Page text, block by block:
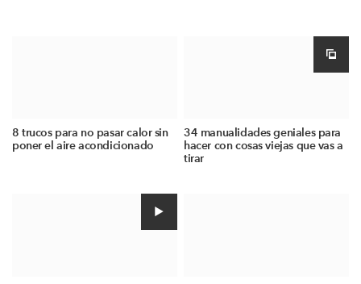
8 trucos para no pasar calor sin
poner el aire acondicionado
34 manualidades geniales para
hacer con cosas viejas que vas a
tirar